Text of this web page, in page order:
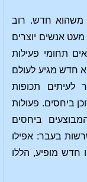
משהוא חדש. רוב
אנשים יוצרים
תחומי פעילות
חדש מגיע לעולם
לעיתים תכופות
ביחסים. פעולות
ביחסים
בעבר: אפילו
חדש מופיע, הללו